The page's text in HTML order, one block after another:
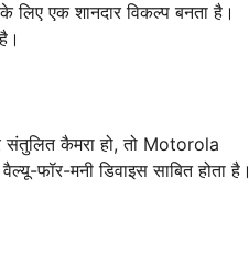
एक शानदार विकल्प बनता है।
संतुलित कैमरा हो, तो Motorola
फॉर-मनी डिवाइस साबित होता है।